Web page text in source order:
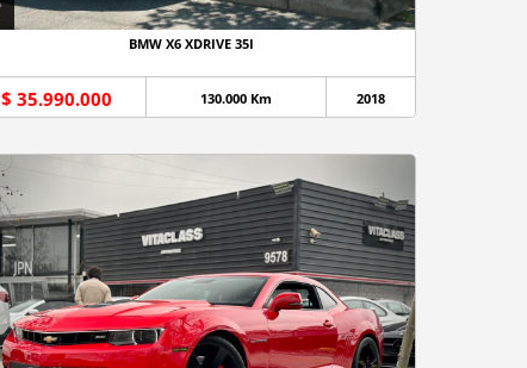
BMW X6 XDRIVE 35I
$ 35.990.000 130.000 Km 2018